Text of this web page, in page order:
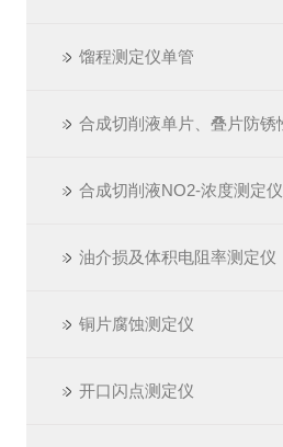
馏程测定仪单管
合成切削液NO2-浓度测定仪
油介损及体积电阻率测定仪
铜片腐蚀测定仪
开口闪点测定仪